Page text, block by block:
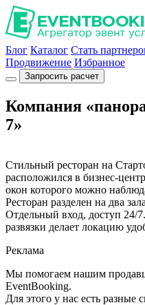
Блог Каталог Стать
Продвижение Избранное
Запросить расчет
Компания
7»
Стильный ресторан на
расположился в бизнес-
окон которого можно
Ресторан разделен на два
Отдельный вход, доступ 24/
развязки делает локацию
Реклама
Мы помогаем нашим
EventBooking.
Для этого у нас есть разные